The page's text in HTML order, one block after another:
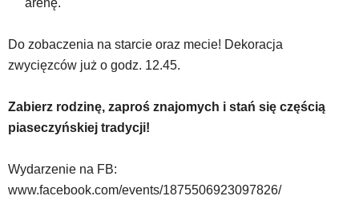
arenę.
Do zobaczenia na starcie oraz mecie! Dekoracja
zwycięzców już o godz. 12.45.
Zabierz rodzinę, zaproś znajomych i stań się częścią
piaseczyńskiej tradycji!
Wydarzenie na FB:
www.facebook.com/events/1875506923097826/